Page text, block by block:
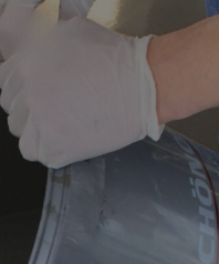
GIETVLOER
bedrijfsruimte
garage